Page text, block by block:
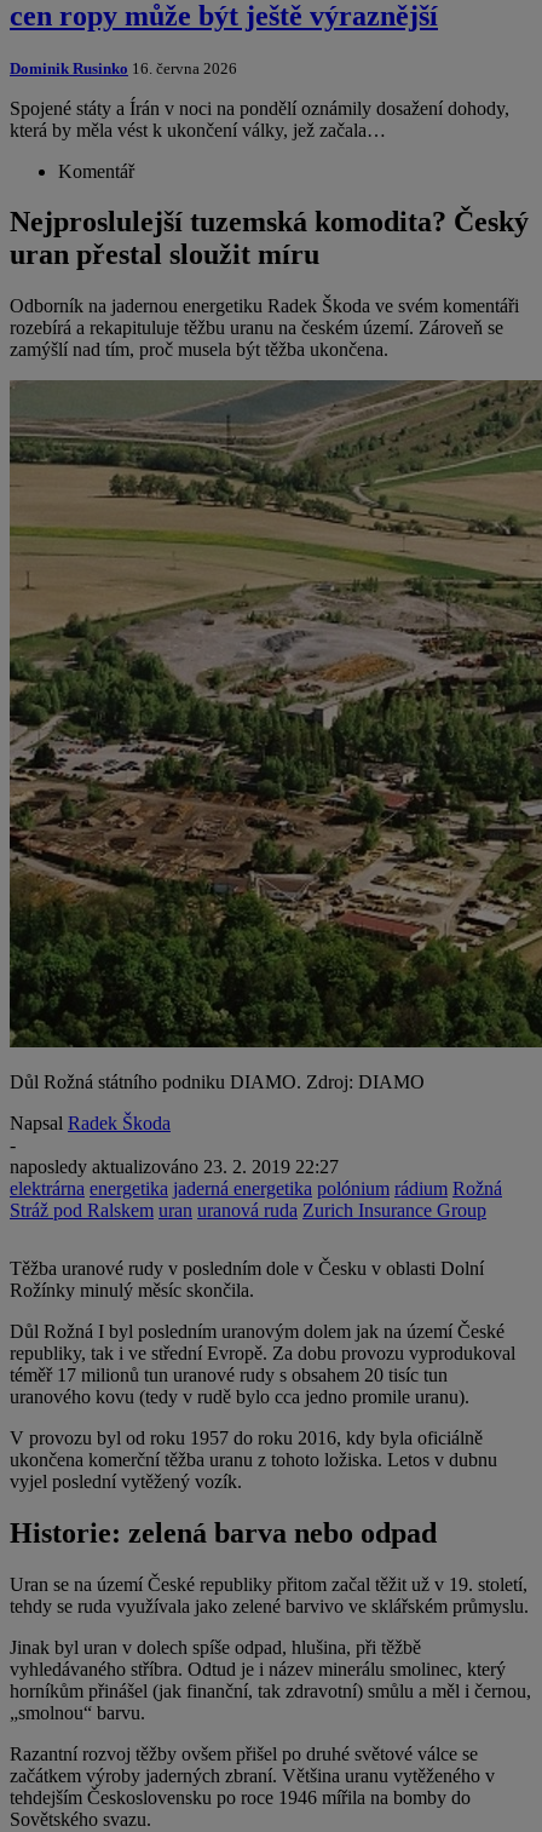
cen ropy může být ještě výraznější
Dominik Rusinko 16. června 2026
Spojené státy a Írán v noci na pondělí oznámily dosažení dohody,
která by měla vést k ukončení války, jež začala…
Komentář
Nejproslulejší tuzemská komodita? Český
uran přestal sloužit míru
Odborník na jadernou energetiku Radek Škoda ve svém komentáři
rozebírá a rekapituluje těžbu uranu na českém území. Zároveň se
zamýšlí nad tím, proč musela být těžba ukončena.
Důl Rožná státního podniku DIAMO. Zdroj: DIAMO
Napsal Radek Škoda
-
naposledy aktualizováno 23. 2. 2019 22:27
elektrárna energetika jaderná energetika polónium rádium Rožná
Stráž pod Ralskem uran uranová ruda Zurich Insurance Group
Těžba uranové rudy v posledním dole v Česku v oblasti Dolní
Rožínky minulý měsíc skončila.
Důl Rožná I byl posledním uranovým dolem jak na území České
republiky, tak i ve střední Evropě. Za dobu provozu vyprodukoval
téměř 17 milionů tun uranové rudy s obsahem 20 tisíc tun
uranového kovu (tedy v rudě bylo cca jedno promile uranu).
V provozu byl od roku 1957 do roku 2016, kdy byla oficiálně
ukončena komerční těžba uranu z tohoto ložiska. Letos v dubnu
vyjel poslední vytěžený vozík.
Historie: zelená barva nebo odpad
Uran se na území České republiky přitom začal těžit už v 19. století,
tehdy se ruda využívala jako zelené barvivo ve sklářském průmyslu.
Jinak byl uran v dolech spíše odpad, hlušina, při těžbě
vyhledávaného stříbra. Odtud je i název minerálu smolinec, který
horníkům přinášel (jak finanční, tak zdravotní) smůlu a měl i černou,
„smolnou“ barvu.
Razantní rozvoj těžby ovšem přišel po druhé světové válce se
začátkem výroby jaderných zbraní. Většina uranu vytěženého v
tehdejším Československu po roce 1946 mířila na bomby do
Sovětského svazu.